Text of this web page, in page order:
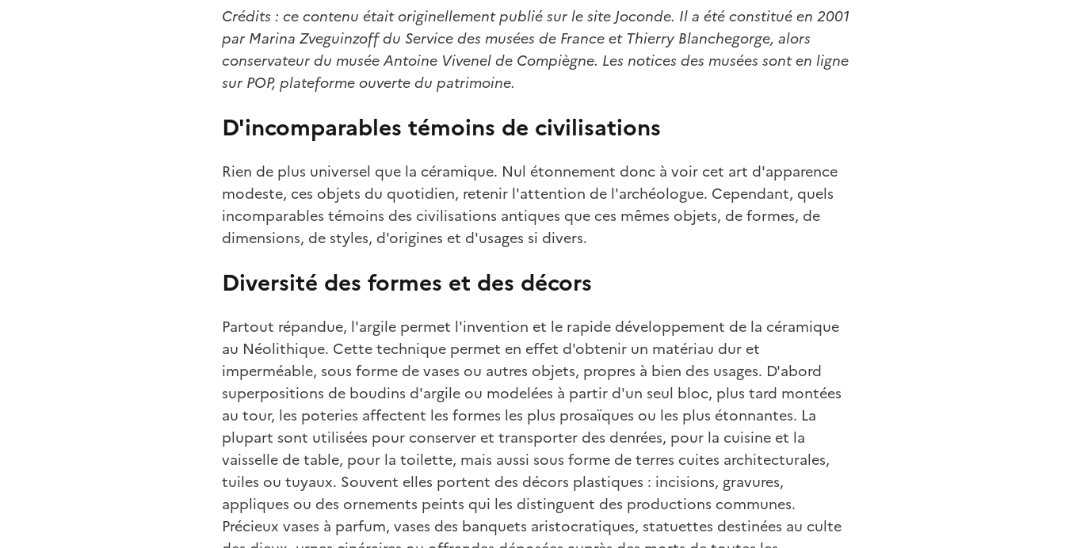
Crédits : ce contenu était originellement publié sur le site Joconde. Il a été constitué en 2001
par Marina Zveguinzoff du Service des musées de France et Thierry Blanchegorge, alors
conservateur du musée Antoine Vivenel de Compiègne. Les notices des musées sont en ligne
sur POP, plateforme ouverte du patrimoine.
D'incomparables témoins de civilisations
Rien de plus universel que la céramique. Nul étonnement donc à voir cet art d'apparence
modeste, ces objets du quotidien, retenir l'attention de l'archéologue. Cependant, quels
incomparables témoins des civilisations antiques que ces mêmes objets, de formes, de
dimensions, de styles, d'origines et d'usages si divers.
Diversité des formes et des décors
Partout répandue, l'argile permet l'invention et le rapide développement de la céramique
au Néolithique. Cette technique permet en effet d'obtenir un matériau dur et
imperméable, sous forme de vases ou autres objets, propres à bien des usages. D'abord
superpositions de boudins d'argile ou modelées à partir d'un seul bloc, plus tard montées
au tour, les poteries affectent les formes les plus prosaïques ou les plus étonnantes. La
plupart sont utilisées pour conserver et transporter des denrées, pour la cuisine et la
vaisselle de table, pour la toilette, mais aussi sous forme de terres cuites architecturales,
tuiles ou tuyaux. Souvent elles portent des décors plastiques : incisions, gravures,
appliques ou des ornements peints qui les distinguent des productions communes.
Précieux vases à parfum, vases des banquets aristocratiques, statuettes destinées au culte